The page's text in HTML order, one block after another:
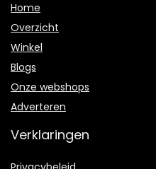
Home
Overzicht
Winkel
Blogs
Onze webshops
Adverteren
Verklaringen